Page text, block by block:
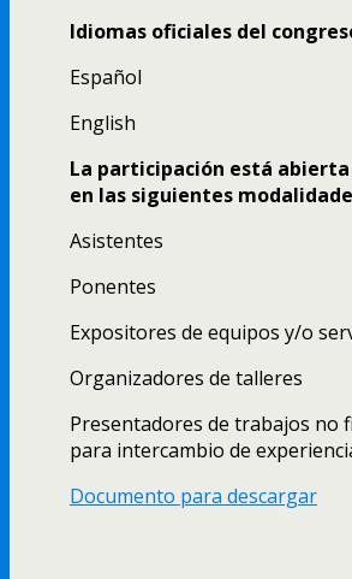
Idiomas oficiales del
Español
English
La participación está
en las siguientes
Asistentes
Ponentes
Expositores de equipos y/o
Organizadores de talleres
Presentadores de trabajos no
para intercambio de
Documento para descargar